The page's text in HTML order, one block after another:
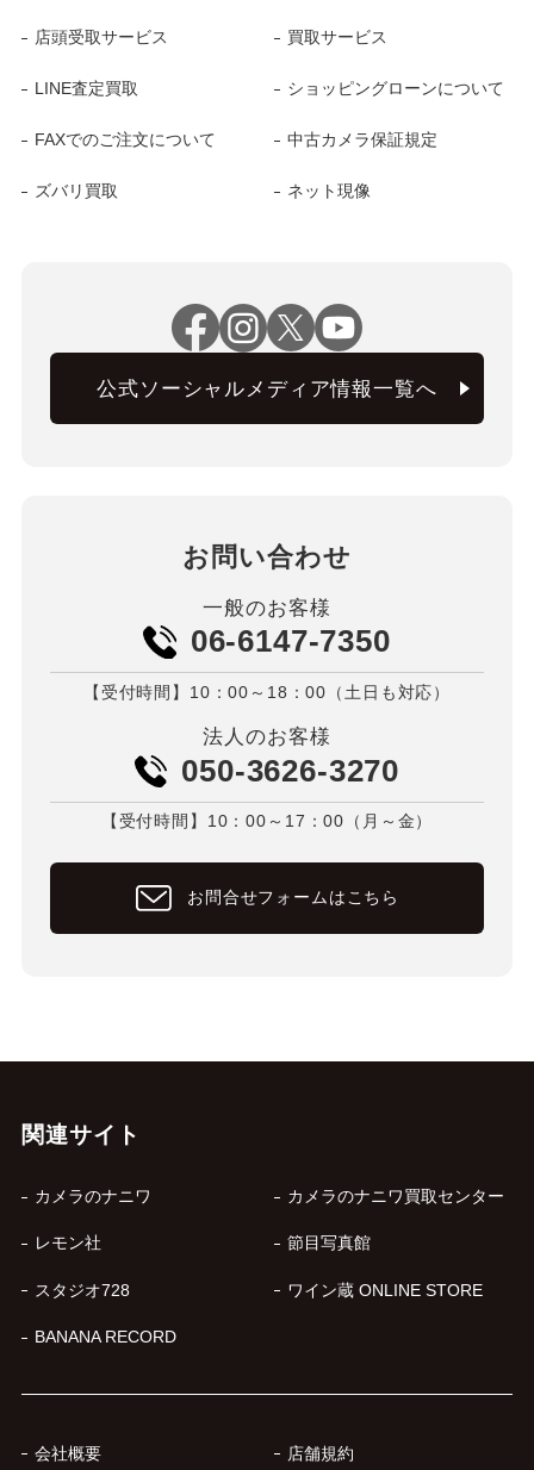
店頭受取サービス 買取サービス
LINE査定買取 ショッピングローンについて
FAXでのご注文について 中古カメラ保証規定
ズバリ買取 ネット現像
公式ソーシャルメディア情報一覧へ
お問い合わせ
一般のお客様
06-6147-7350
【受付時間】10：00～18：00（土日も対応）
法人のお客様
050-3626-3270
【受付時間】10：00～17：00（月～金）
お問合せフォームはこちら
関連サイト
カメラのナニワ カメラのナニワ買取センター
レモン社 節目写真館
スタジオ728 ワイン蔵 ONLINE STORE
BANANA RECORD
会社概要 店舗規約